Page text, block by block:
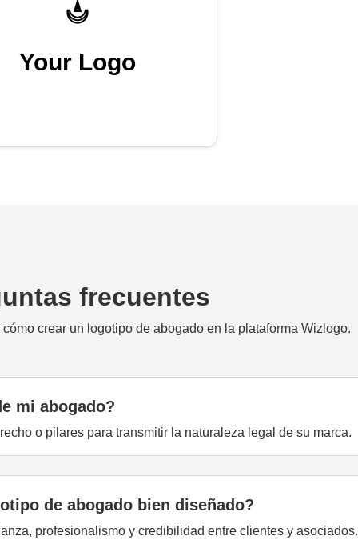
Your Logo
frecuentes
crear un logotipo de abogado en la plataforma Wizlogo.
mi abogado?
o pilares para transmitir la naturaleza legal de su marca.
de abogado bien diseñado?
profesionalismo y credibilidad entre clientes y asociados.